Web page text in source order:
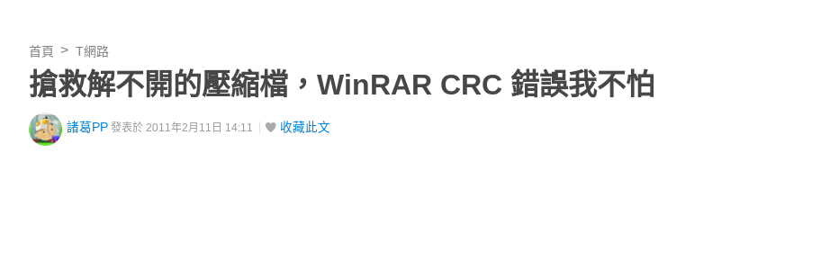
首頁 T網路
搶救解不開的壓縮檔，WinRAR CRC 錯誤我不怕
諸葛PP 發表於 2011年2月11日 14:11 收藏此文